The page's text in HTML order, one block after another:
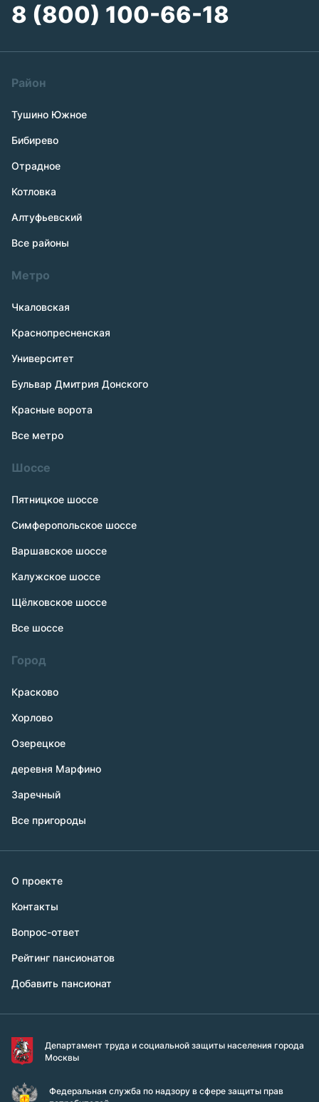
8 (800) 100-66-18
Район
Тушино Южное
Бибирево
Отрадное
Котловка
Алтуфьевский
Все районы
Метро
Чкаловская
Краснопресненская
Университет
Бульвар Дмитрия Донского
Красные ворота
Все метро
Шоссе
Пятницкое шоссе
Симферопольское шоссе
Варшавское шоссе
Калужское шоссе
Щёлковское шоссе
Все шоссе
Город
Красково
Хорлово
Озерецкое
деревня Марфино
Заречный
Все пригороды
О проекте
Контакты
Вопрос-ответ
Рейтинг пансионатов
Добавить пансионат
Департамент труда и социальной защиты населения города
Москвы
Федеральная служба по надзору в сфере защиты прав